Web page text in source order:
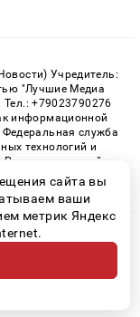
Учредитель:
"Лучшие Медиа
+79023790276
информационной
служба
технологий и
сайта вы
ваши
метрик Яндекс